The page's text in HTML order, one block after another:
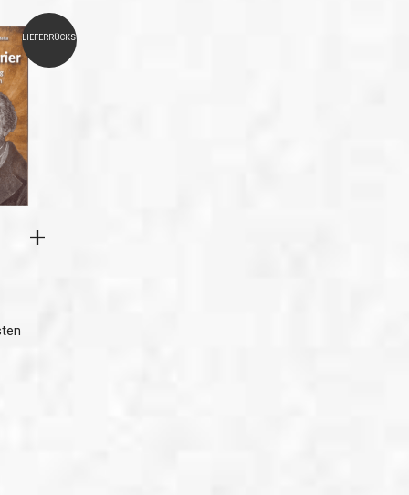
LIEFERRÜCKSTAND